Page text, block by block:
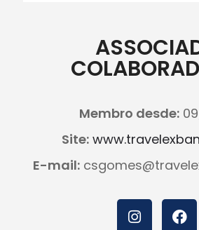
Membro desde:
Site:
E-mail: